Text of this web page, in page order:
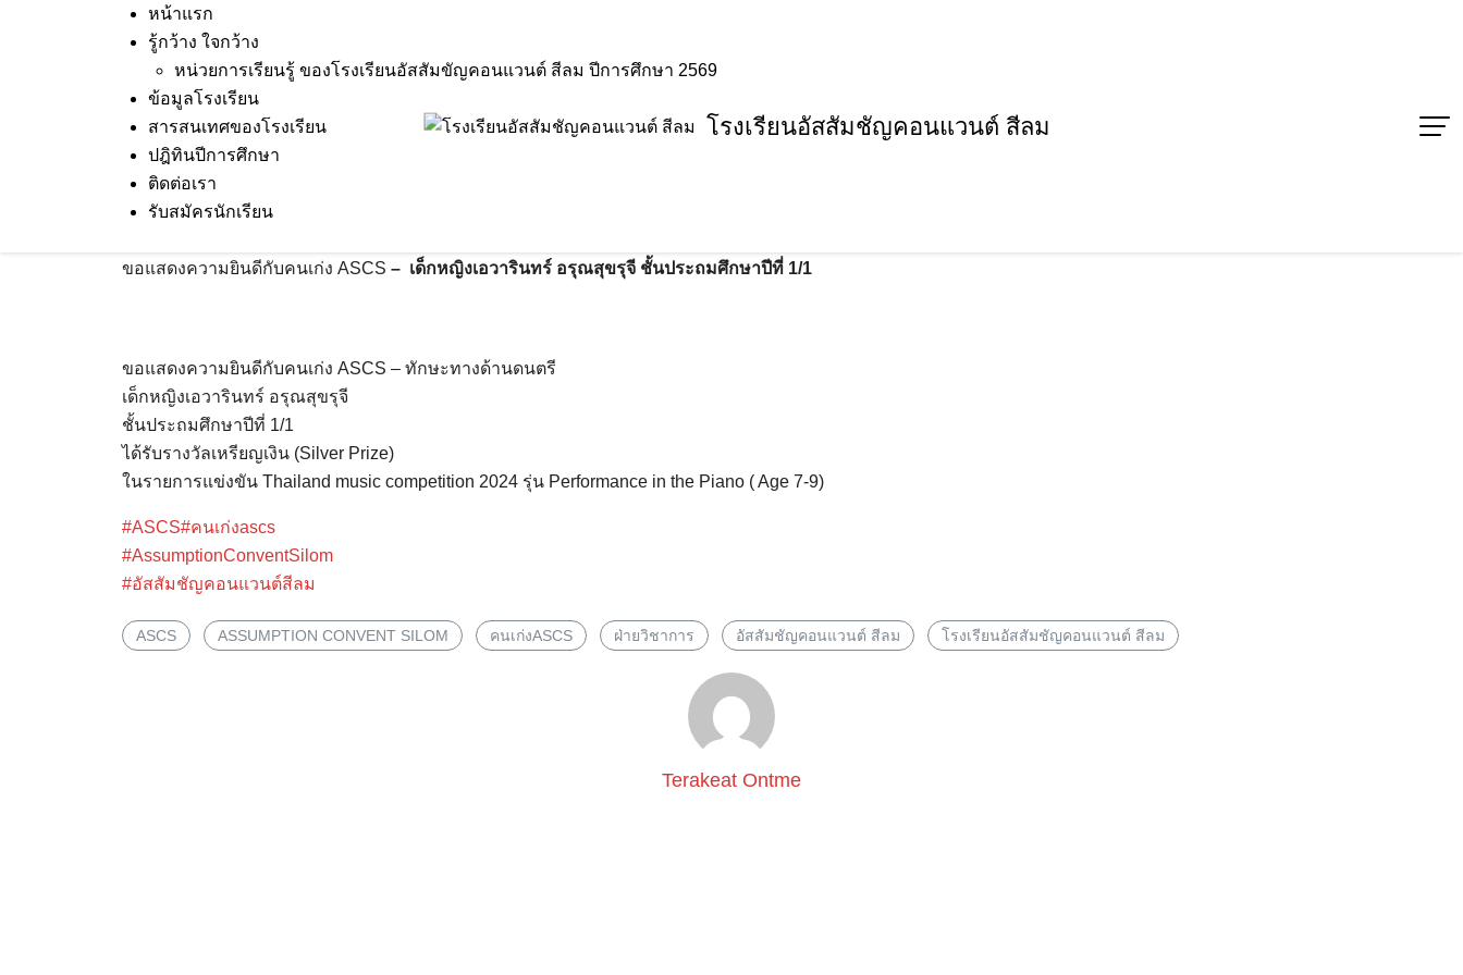
โรงเรียนอัสสัมชัญคอนแวนต์ สีลม
หน้าแรก
รู้กว้าง ใจกว้าง
หน่วยการเรียนรู้ ของโรงเรียนอัสสัมขัญคอนแวนต์ สีลม ปีการศึกษา 2569
ข้อมูลโรงเรียน
สารสนเทศของโรงเรียน
ปฎิทินปีการศึกษา
ติดต่อเรา
รับสมัครนักเรียน
25 Mar 2025 Terakeat Ontme ขอแสดงความยินดี
เด็กหญิงเอวารินทร์ อรุณสุขรุจี ชั้นประถมศึกษาปีที่ 1/1 ได้รับรางวัล รายการแข่งขัน Thailand music
competition 2024 รุ่น Performance in the Piano
ขอแสดงความยินดีกับคนเก่ง ASCS – เด็กหญิงเอวารินทร์ อรุณสุขรุจี ชั้นประถมศึกษาปีที่ 1/1
ขอแสดงความยินดีกับคนเก่ง ASCS – ทักษะทางด้านดนตรี
เด็กหญิงเอวารินทร์ อรุณสุขรุจี
ชั้นประถมศึกษาปีที่ 1/1
ได้รับรางวัลเหรียญเงิน (Silver Prize)
ในรายการแข่งขัน Thailand music competition 2024 รุ่น Performance in the Piano ( Age 7-9)
#ASCS#คนเก่งascs
#AssumptionConventSilom
#อัสสัมชัญคอนแวนต์สีลม
ASCS ASSUMPTION CONVENT SILOM คนเก่งASCS ฝ่ายวิชาการ อัสสัมชัญคอนแวนต์ สีลม โรงเรียนอัสสัมชัญคอนแวนต์ สีลม
Terakeat Ontme